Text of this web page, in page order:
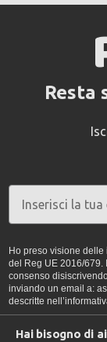
Resta
Ho preso visione delle
del Reg UE 2016/679.
consenso
inviando un email a:
descritte
Hai bisogno di